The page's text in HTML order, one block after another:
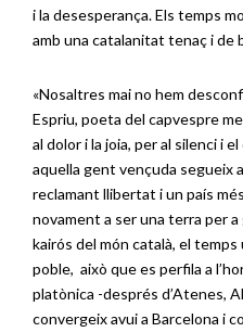
i la desesperança. Els temps
amb una catalanitat tenaç i de
«Nosaltres mai no hem
Espriu, poeta del capvespre
al dolor i la joia, per al silenci i
aquella gent vençuda segueix
reclamant llibertat i un país
novament a ser una terra per
kairós del món català, el
poble, això que es perfila a
platònica -després d’Atenes,
convergeix avui a Barcelona i